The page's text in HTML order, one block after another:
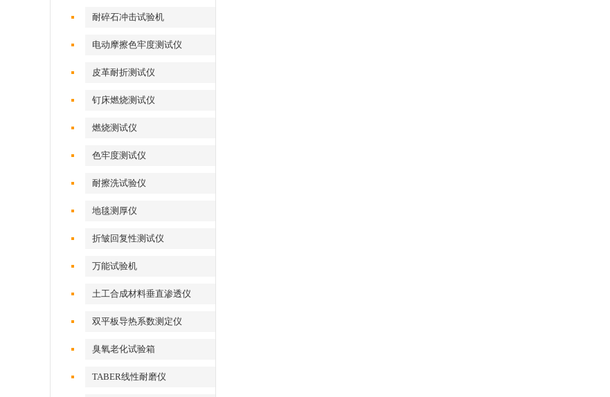
耐碎石冲击试验机
电动摩擦色牢度测试仪
皮革耐折测试仪
钉床燃烧测试仪
燃烧测试仪
色牢度测试仪
耐擦洗试验仪
地毯测厚仪
折皱回复性测试仪
万能试验机
土工合成材料垂直渗透仪
双平板导热系数测定仪
臭氧老化试验箱
TABER线性耐磨仪